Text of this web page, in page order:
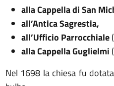
alla Cappella di San
all’Antica Sagrestia,
all’Ufficio Parrocchiale
alla Cappella Guglielmi
Nel 1698 la chiesa fu